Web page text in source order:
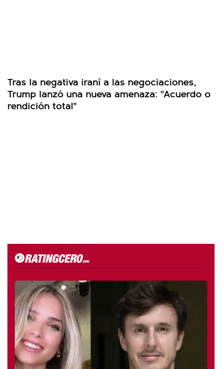
Tras la negativa iraní a las negociaciones,
Trump lanzó una nueva amenaza: "Acuerdo o
rendición total"